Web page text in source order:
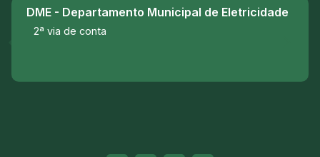
DME - Departamento Municipal de Eletricidade
2ª via de conta